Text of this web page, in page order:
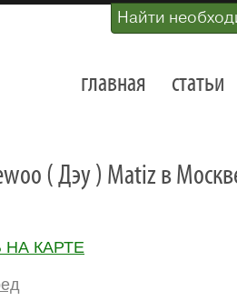
Найти
главная статьи
( Дэу ) Matiz в
НА КАРТЕ